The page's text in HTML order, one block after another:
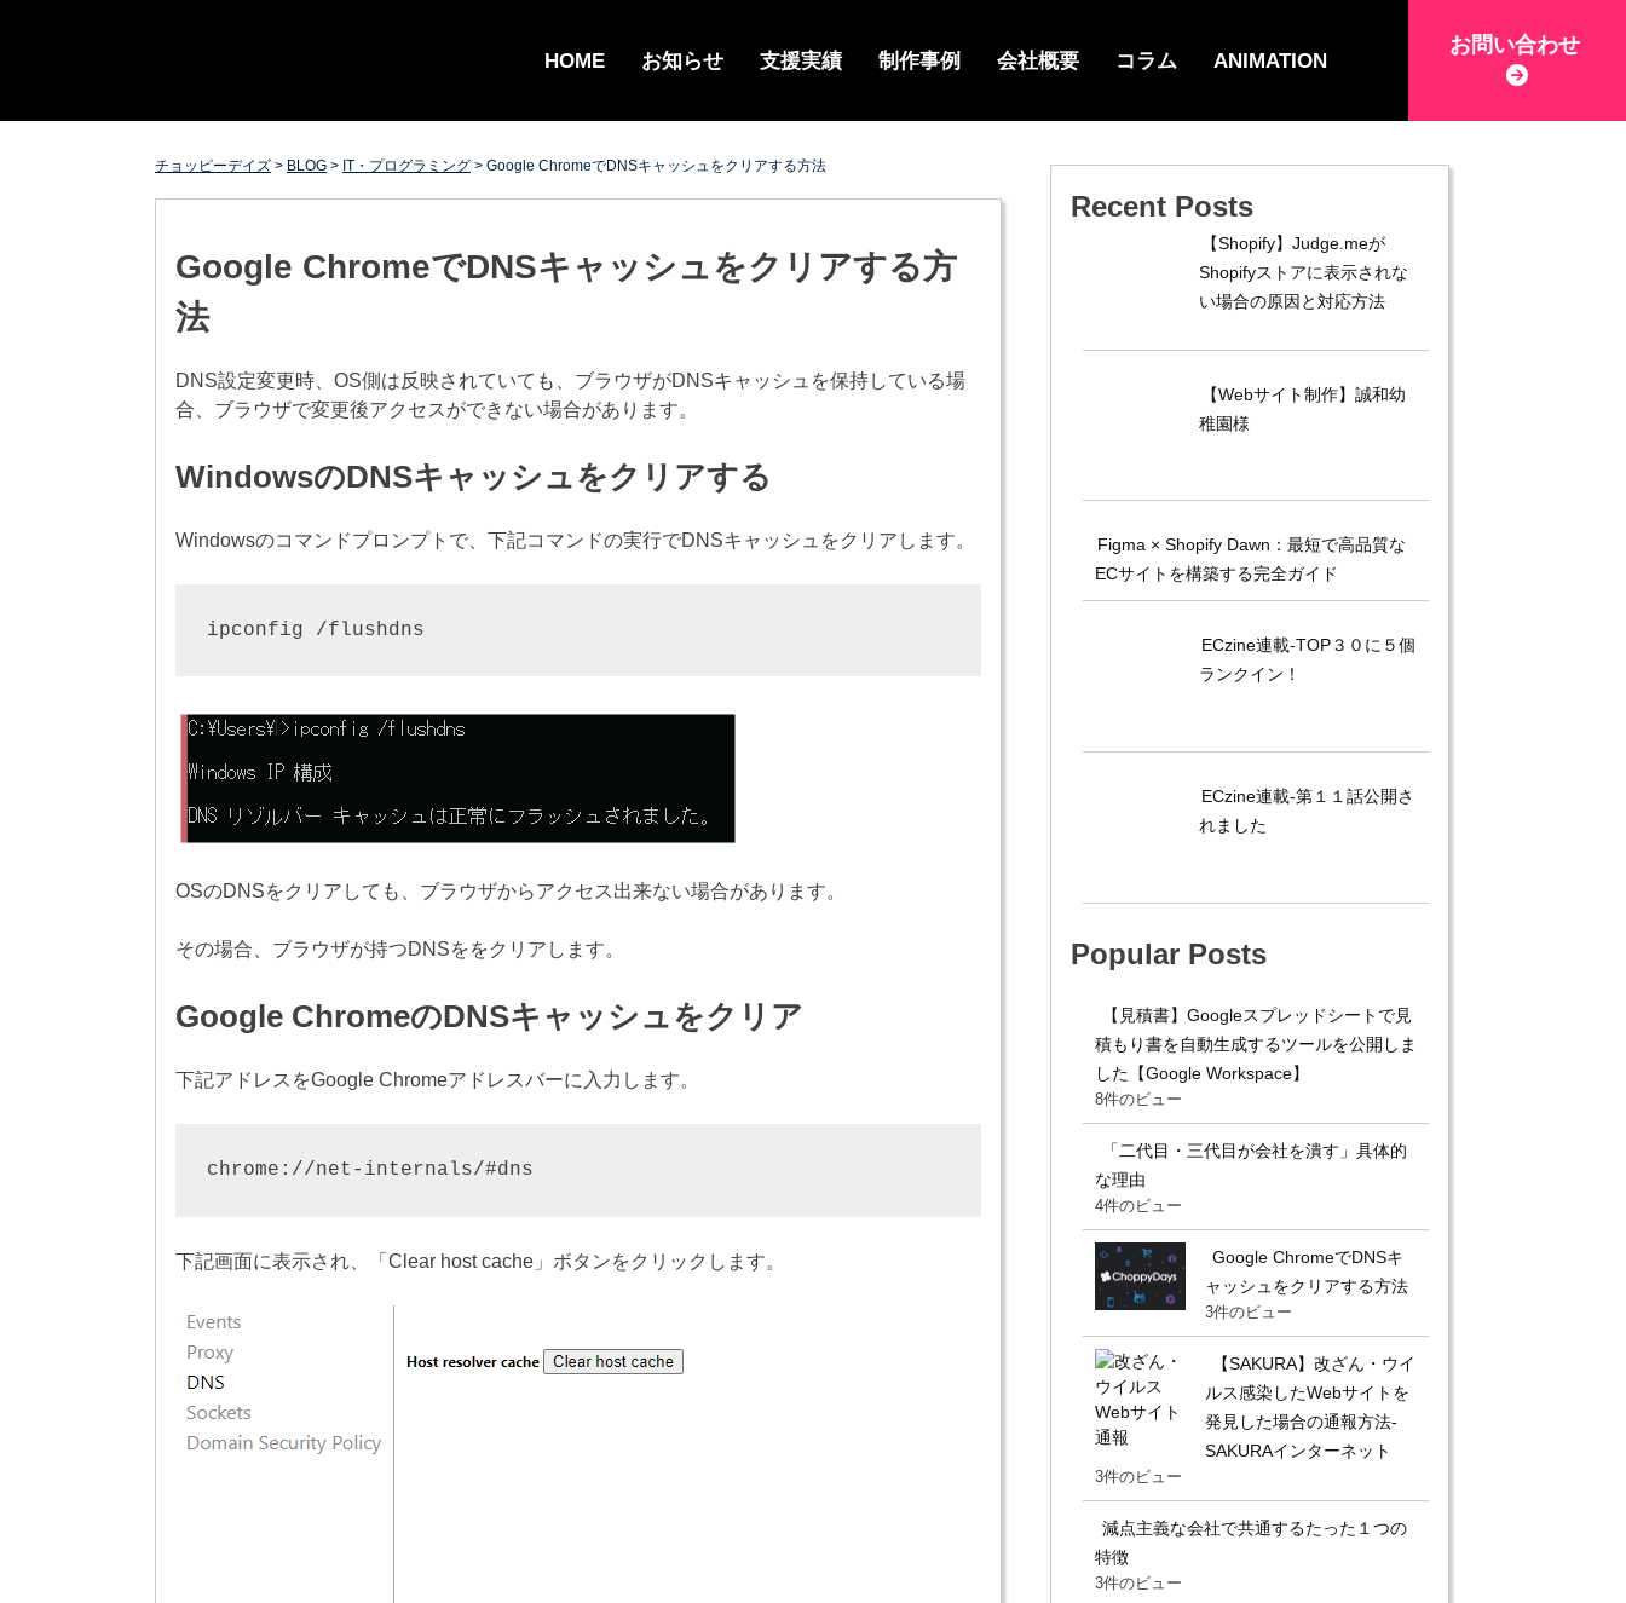
チング チョッピーデイズ ChoppyDays
HOME お知らせ 支援実績 制作事例 会社概要 コラム ANIMATION
お問い合わせ
チョッピーデイズ > BLOG > IT・プログラミング > Google ChromeでDNSキャッシュをクリアする方法
Google ChromeでDNSキャッシュをクリアする方
法
DNS設定変更時、OS側は反映されていても、ブラウザがDNSキャッシュを保持している場
合、ブラウザで変更後アクセスができない場合があります。
WindowsのDNSキャッシュをクリアする
Windowsのコマンドプロンプトで、下記コマンドの実行でDNSキャッシュをクリアします。
OSのDNSをクリアしても、ブラウザからアクセス出来ない場合があります。
その場合、ブラウザが持つDNSををクリアします。
Google ChromeのDNSキャッシュをクリア
下記アドレスをGoogle Chromeアドレスバーに入力します。
下記画面に表示され、「Clear host cache」ボタンをクリックします。
Recent Posts
【Shopify】Judge.meが
Shopifyストアに表示されな
い場合の原因と対応方法
【Webサイト制作】誠和幼
稚園様
Figma × Shopify Dawn：最短で高品質な
ECサイトを構築する完全ガイド
ECzine連載-TOP３０に５個
ランクイン！
ECzine連載-第１１話公開さ
れました
Popular Posts
【見積書】Googleスプレッドシートで見
積もり書を自動生成するツールを公開しま
した【Google Workspace】
8件のビュー
「二代目・三代目が会社を潰す」具体的
な理由
4件のビュー
Google ChromeでDNSキ
ャッシュをクリアする方法
3件のビュー
【SAKURA】改ざん・ウイ
ルス感染したWebサイトを
発見した場合の通報方法-
SAKURAインターネット
3件のビュー
減点主義な会社で共通するたった１つの
特徴
3件のビュー